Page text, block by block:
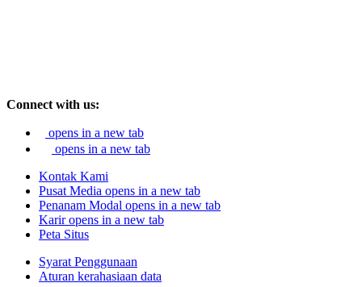
Connect with us:
opens in a new tab
opens in a new tab
Kontak Kami
Pusat Media opens in a new tab
Penanam Modal opens in a new tab
Karir opens in a new tab
Peta Situs
Syarat Penggunaan
Aturan kerahasiaan data